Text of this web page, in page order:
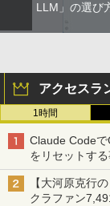
LLM」の選び
アクセスラ
1時間
Claude Code
をリセットす
【大河原克行
クラファン